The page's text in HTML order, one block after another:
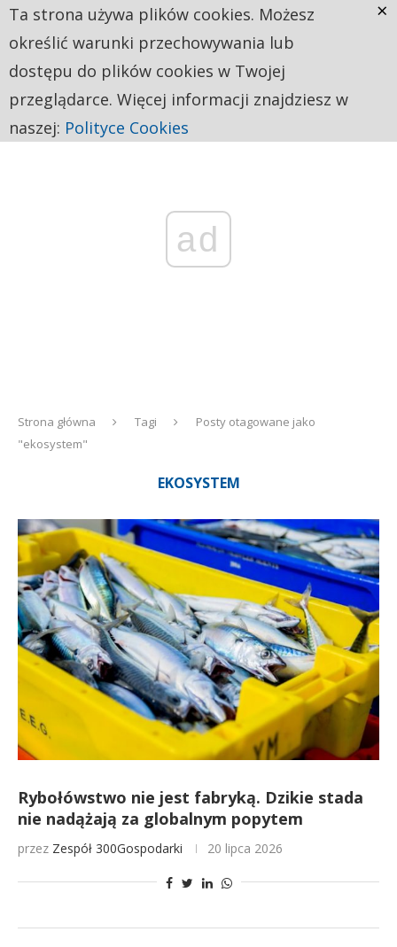
ad
Strona główna Tagi
Posty otagowane jako
"ekosystem"
EKOSYSTEM
Rybołówstwo nie jest fabryką. Dzikie stada
nie nadążają za globalnym popytem
przez Zespół 300Gospodarki 20 lipca 2026
Ta strona używa plików cookies. Możesz
określić warunki przechowywania lub
dostępu do plików cookies w Twojej
przeglądarce. Więcej informacji znajdziesz w
naszej: Polityce Cookies
×